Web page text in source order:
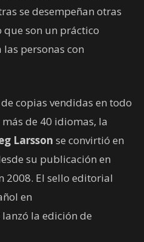
se desempeñan otras
son un práctico
personas con
copias vendidas en todo
de 40 idiomas, la
Larsson se convirtió en
su publicación en
2008. El sello editorial
en
lanzó la edición de